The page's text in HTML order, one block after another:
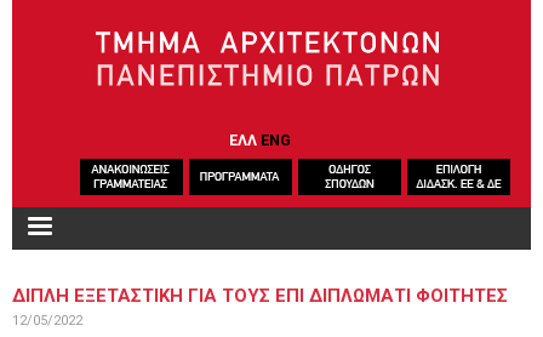
ΕΛΛ ENG
ΔΙΠΛΗ ΕΞΕΤΑΣΤΙΚΗ ΓΙΑ ΤΟΥΣ ΕΠΙ ΔΙΠΛΩΜΑΤΙ ΦΟΙΤΗΤΕΣ
12/05/2022